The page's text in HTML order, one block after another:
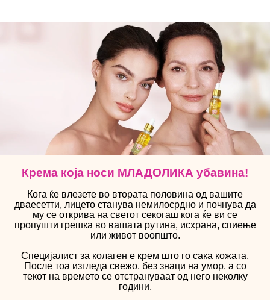
Крема која носи МЛАДОЛИКА убавина!
Кога ќе влезете во втората половина од вашите
дваесетти, лицето станува немилосрдно и почнува да
му се открива на светот секогаш кога ќе ви се
пропушти грешка во вашата рутина, исхрана, спиење
или живот воопшто.
Специјалист за колаген е крем што го сака кожата.
После тоа изгледа свежо, без знаци на умор, а со
текот на времето се отстрануваат од него неколку
години.